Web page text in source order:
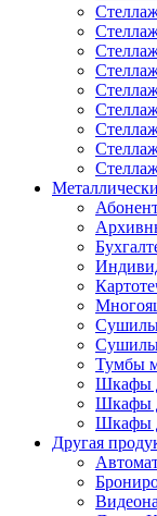
Тумбы
Шкафы
Шкафы
Шкафы
Другая